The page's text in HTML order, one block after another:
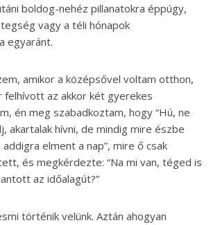
boldog-nehéz pillanatokra éppúgy,
vagy a téli hónapok
egyaránt.
amikor a középsővel voltam otthon,
felhívott az akkor két gyerekes
én meg szabadkoztam, hogy “Hú, ne
akartalak hívni, de mindig mire észbe
elment a nap”, mire ő csak
és megkérdezte: “Na mi van, téged is
az időalagút?”
történik velünk. Aztán ahogyan